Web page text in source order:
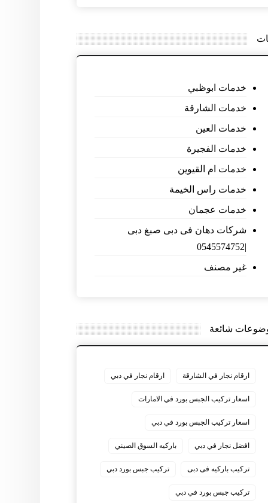
خدمات ابوظبي
خدمات الشارقة
خدمات العين
خدمات الفجيرة
خدمات ام القيوين
خدمات راس الخيمة
خدمات عجمان
شركات دهان فى دبى صبغ دبى
|0545574752
غير مصنف
شائعة
ارقام نجار في الشارقة ارقام نجار في دبي
اسعار تركيب الجبس بورد في الامارات
اسعار تركيب الجبس بورد في دبي
افضل نجار في دبي باركيه السوق الصيني
تركيب باركيه فى دبى تركيب جبس بورد دبي
تركيب جبس بورد في دبي